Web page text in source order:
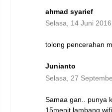
ahmad syarief
Selasa, 14 Juni
tolong pencerahan
Junianto
Selasa, 27
Samaa gan.. punya
15menit lambang